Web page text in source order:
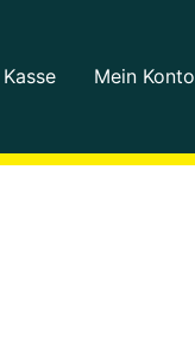
Kasse Mein Konto